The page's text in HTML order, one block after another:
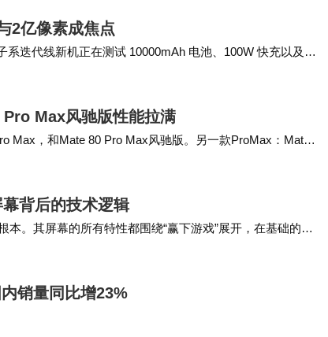
2亿像素成焦点
迭代线新机正在测试 10000mAh 电池、100W 快充以及 2
Max风驰版性能拉满
Max，和Mate 80 Pro Max风驰版。另一款ProMax：Mate
背后的技术逻辑
。其屏幕的所有特性都围绕“赢下游戏”展开，在基础的色
能不会像前几款产品那样追求极致…
销量同比增23%